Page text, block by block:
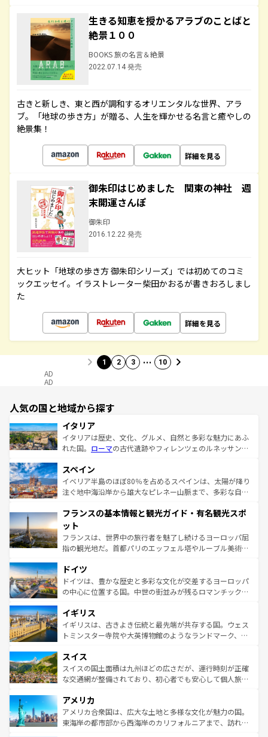
生きる知恵を授かるアラブのことばと
絶景１００
BOOKS 旅の名言＆絶景
2022.07.14 発売
古きと新しき、東と西が調和するオリエンタルな世界、アラ
ブ。「地球の歩き方」が贈る、人生を輝かせる名言と癒やしの
絶景集！
詳細を見る
御朱印はじめました 関東の神社 週
末開運さんぽ
御朱印
2016.12.22 発売
大ヒット「地球の歩き方 御朱印シリーズ」では初めてのコミ
ックエッセイ。イラストレーター柴田かおるが書きおろしまし
た
詳細を見る
1 2 3 … 10
AD
AD
人気の国と地域から探す
イタリア
イタリアは歴史、文化、グルメ、自然と多彩な魅力にあふ
れた国。 ローマの古代遺跡やフィレンツェのルネッサンス
ろん、トスカーナの美しい田園風景やアマルフィ海岸の絶
景など、自然景観も見逃せない。観光の合間には、本場の
ピザやパスタなど、絶品のイタリア料理を堪能することも
ませてくれるイタリアで、忘れられない旅をしてみよう！
なお、新着のイタリア情報は
しい。
スペイン
イベリア半島のほぼ80％を占めるスペインは、太陽が降り
注ぐ地中海沿岸から雄大なピレネー山脈まで、多彩な自然
文化が根付くこの国では、情熱的なフラメンコ、熱気あふ
れる闘牛、そして美味しいタパスが生活の一部となってい
る。首都マドリードの洗練された雰囲気や、バルセロナの
アートに溢れた街角から、地方では古代ローマ遺跡や中世
せる。地方によって風土や気候が異なるスペインはその個
性で訪れる人を魅了する。 なお、新着のスペイン情報は コ
ンテンツ一覧を参照してほしい。
フランスの基本情報と観光ガイド・有名観光スポ
ット
フランスは、世界中の旅行者を魅了し続けるヨーロッパ屈
指の観光地だ。首都パリのエッフェル塔やルーブル美術館
で、幅広い魅力が詰まっている。華麗な宮殿、歴史的な大
聖堂、美しいビーチ、そして豊かな自然が、訪れる者を心
から魅了する。また、フランスは美食の国としても知ら
いる。シャンパンの発祥地であるランス、プロヴァンスの
香り高いラベンダー畑など、多彩な楽しみ方が可能だ。さ
らに、パリ以外の地域にも魅力が溢れており、どの街角に
れる地方に足を運ぶとそれぞれで全く異なる文化を体験で
きるだろう。 なお、新着のフランス情報はコンテンツ一覧
を参照してほしい。
ドイツ
ドイツは、豊かな歴史と多彩な文化が交差するヨーロッパ
の中心に位置する国。中世の街並みが残るロマンチック街
顔を持つこの国は、どこを歩いても飽きることがない。ベ
ルリンの文化的活気、バイエルン州のアルプスの絶景、そ
してライン川沿いのワイン畑といった風景は必見。ビール
は、お酒好きな人にはぜひ体験してほしい。 なお、新着の
ドイツ情報はコンテンツ一覧を参照してほしい。
イギリス
イギリスは、古きよき伝統と最先端が共存する国。ウェス
トミンスター寺院や大英博物館のようなランドマーク、歴
リアごとに異なる魅力がある。また、優雅なアフタヌーン
ティー、ビール好きにはたまらない英国パブ、サッカー観
戦など、本場だからこそできる体験も豊富。イギリスを旅
ンツ一覧を参照してほしい。
スイス
スイスの国土面積は九州ほどの広さだが、運行時刻が正確
な交通網が整備されており、初心者でも安心して個人旅行
の建物がそのまま残る町や、スイスならではのユニークな
博物館もあり、アルプス観光だけでなく町歩きも満喫する
ことができる。国民の所得が高いため物価も高いが、旅行
アメリカ
アメリカ合衆国は、広大な土地と多様な文化が魅力の国。
東海岸の都市部から西海岸のカリフォルニアまで、訪れる